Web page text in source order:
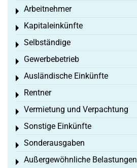
Arbeitnehmer
Toggle menu
Kapitaleinkünfte
Toggle menu
Selbständige
Toggle menu
Gewerbebetrieb
Toggle menu
Ausländische Einkünfte
Toggle menu
Rentner
Toggle menu
Vermietung und Verpachtung
Toggle menu
Sonstige Einkünfte
Toggle menu
Sonderausgaben
Toggle menu
Außergewöhnliche Belastungen
Toggle menu